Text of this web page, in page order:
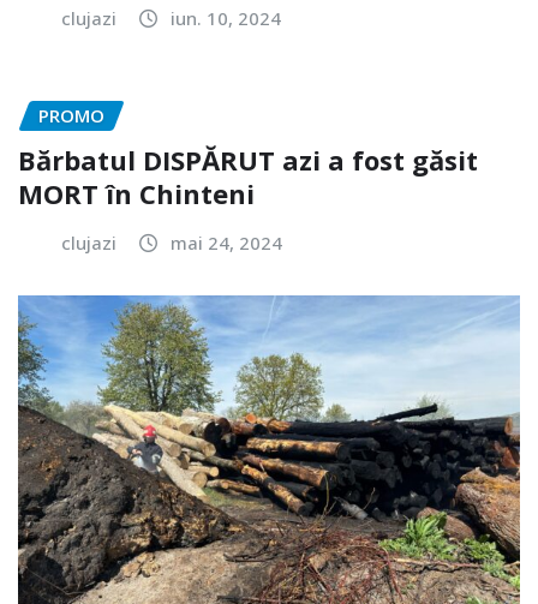
clujazi iun. 10, 2024
PROMO
Bărbatul DISPĂRUT azi a fost găsit
MORT în Chinteni
clujazi mai 24, 2024